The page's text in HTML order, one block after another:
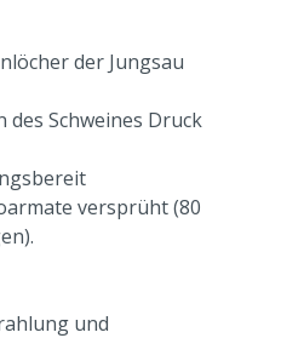
der Jungsau
des Schweines Druck
versprüht (80
und